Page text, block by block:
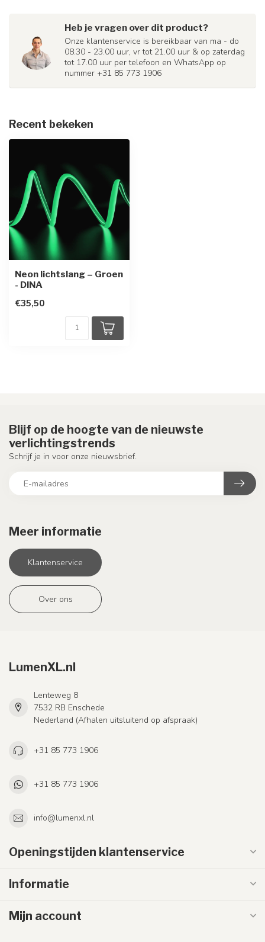
Heb je vragen over dit product?
Onze klantenservice is bereikbaar van ma - do
08.30 - 23.00 uur, vr tot 21.00 uur & op zaterdag
tot 17.00 uur per telefoon en WhatsApp op
nummer +31 85 773 1906
Recent bekeken
Neon lichtslang – Groen
- DINA
€35,50
Meer informatie
Klantenservice
Over ons
Blijf op de hoogte van de nieuwste
verlichtingstrends
Schrijf je in voor onze nieuwsbrief.
LumenXL.nl
Lenteweg 8
7532 RB Enschede
Nederland (Afhalen uitsluitend op afspraak)
+31 85 773 1906
+31 85 773 1906
info@lumenxl.nl
Openingstijden klantenservice
Informatie
Mijn account